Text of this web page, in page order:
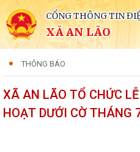
CỔNG THÔNG TIN
XÃ AN LÃO
THÔNG BÁO
XÃ AN LÃO TỔ CHỨC
HOẠT DƯỚI CỜ THÁNG